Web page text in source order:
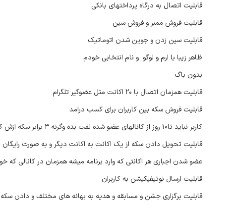
قابلیت اتصال به درگاه پرداختهای بانکی
قابلیت فروش ممبر و فروش سین
قابلیت سین زدن و جوین شدن اتوماتیک
ظاهر زیبا با ارم و لوگو و نام انتخابی خودم
بدون باگ
قابلیت همزمان اتصال با ۲۰ اکانت مثل عضوگیر تلگرام
قابلیت فروش سکه بین کاربران برای کسب درامد
کاربر نباید تا۱۰ روز از کانالهای عضو شده لفت بده وگرنه ۳ برابر سکه ازش کم میشه
قابلیت تحویل دادن سکه از یک اکانت به اکانت دیگر و به صورت رایگان (البته هر اکانت تنها 3 بار
عضو شدن اجباری هر اکانتی که وارد برنامه میشه همزمان در کانالی که
قابلیت ارسال نوتیفیکیشن به کاربران
قابلیت برگزاری جشن و مسابقه و هدیه به بهانه های مختلف و دادن سکه